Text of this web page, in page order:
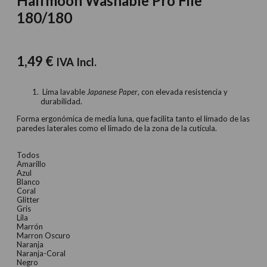
180/180
1,49 € IVA Incl.
Lima lavable Japanese Paper, con elevada resistencia y
durabilidad.
Forma ergonómica de media luna, que facilita tanto el limado de las
paredes laterales como el limado de la zona de la cutícula.
Todos
Amarillo
Azul
Blanco
Coral
Glitter
Gris
Lila
Marrón
Marron Oscuro
Naranja
Naranja-Coral
Negro